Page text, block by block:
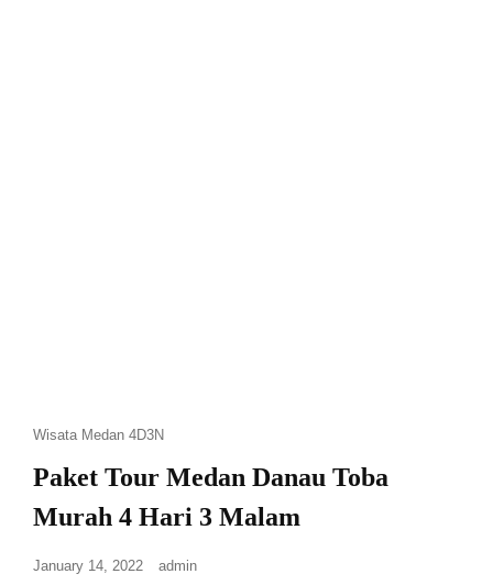
Wisata Medan 4D3N
Paket Tour Medan Danau Toba
Murah 4 Hari 3 Malam
January 14, 2022 admin